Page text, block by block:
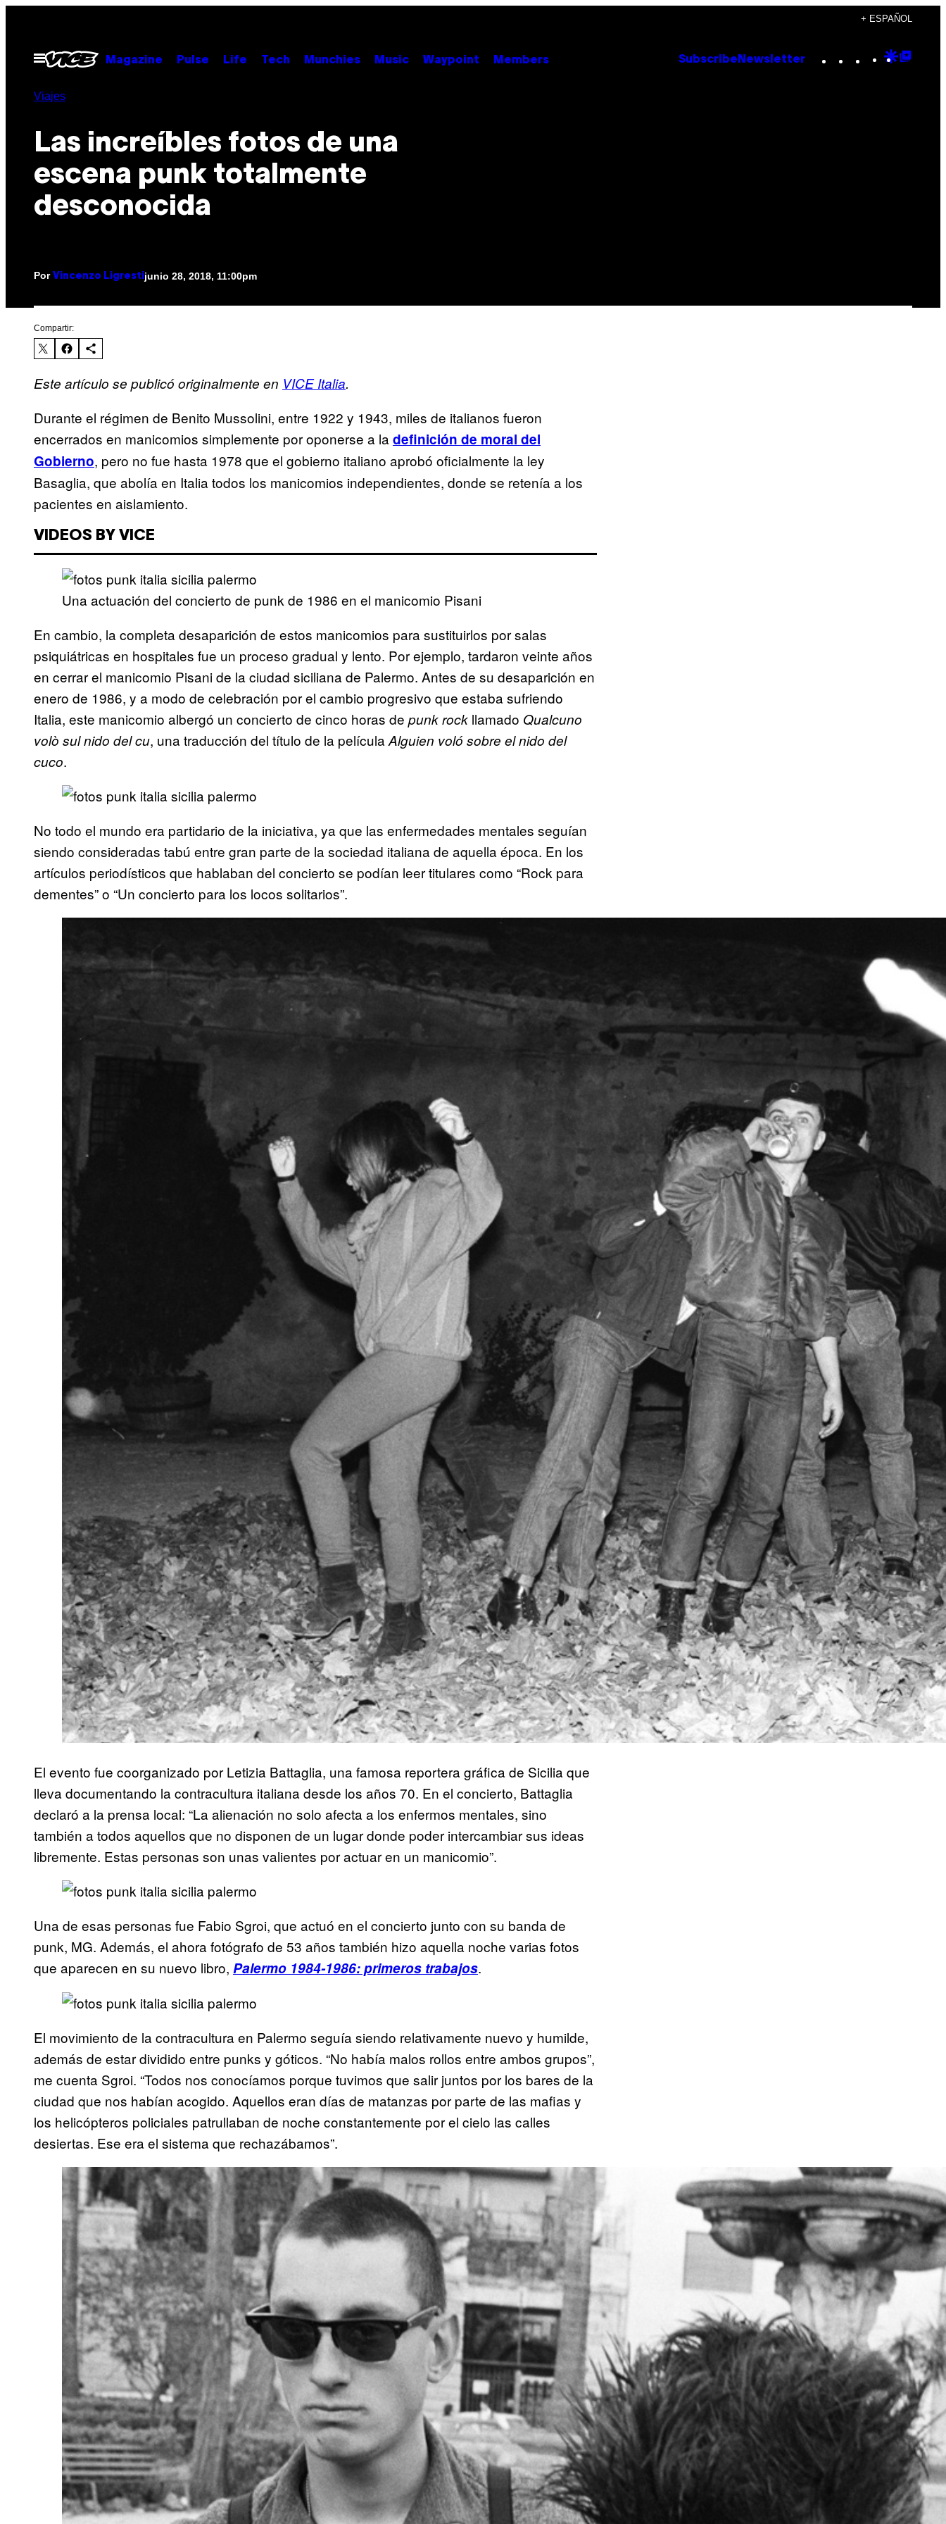
contenido
+ ESPAÑOL
Abrir
Menú
Magazine Pulse Life Tech Munchies Music Waypoint Members Subscribe Newsletter Instagram
TikTok
YouTube
Google
Viajes
Las increíbles fotos de una
escena punk totalmente
desconocida
Por Vincenzo Ligresti junio 28, 2018, 11:00pm
Compartir:
Este artículo se publicó originalmente en VICE Italia.
Durante el régimen de Benito Mussolini, entre 1922 y 1943, miles de italianos fueron
encerrados en manicomios simplemente por oponerse a la definición de moral del
Gobierno, pero no fue hasta 1978 que el gobierno italiano aprobó oficialmente la ley
Basaglia, que abolía en Italia todos los manicomios independientes, donde se retenía a los
pacientes en aislamiento.
VIDEOS BY VICE
Una actuación del concierto de punk de 1986 en el manicomio Pisani
En cambio, la completa desaparición de estos manicomios para sustituirlos por salas
psiquiátricas en hospitales fue un proceso gradual y lento. Por ejemplo, tardaron veinte años
en cerrar el manicomio Pisani de la ciudad siciliana de Palermo. Antes de su desaparición en
enero de 1986, y a modo de celebración por el cambio progresivo que estaba sufriendo
Italia, este manicomio albergó un concierto de cinco horas de punk rock llamado Qualcuno
volò sul nido del cu, una traducción del título de la película Alguien voló sobre el nido del
cuco.
No todo el mundo era partidario de la iniciativa, ya que las enfermedades mentales seguían
siendo consideradas tabú entre gran parte de la sociedad italiana de aquella época. En los
artículos periodísticos que hablaban del concierto se podían leer titulares como “Rock para
dementes” o “Un concierto para los locos solitarios”.
El evento fue coorganizado por Letizia Battaglia, una famosa reportera gráfica de Sicilia que
lleva documentando la contracultura italiana desde los años 70. En el concierto, Battaglia
declaró a la prensa local: “La alienación no solo afecta a los enfermos mentales, sino
también a todos aquellos que no disponen de un lugar donde poder intercambiar sus ideas
libremente. Estas personas son unas valientes por actuar en un manicomio”.
Una de esas personas fue Fabio Sgroi, que actuó en el concierto junto con su banda de
punk, MG. Además, el ahora fotógrafo de 53 años también hizo aquella noche varias fotos
que aparecen en su nuevo libro, Palermo 1984-1986: primeros trabajos.
El movimiento de la contracultura en Palermo seguía siendo relativamente nuevo y humilde,
además de estar dividido entre punks y góticos. “No había malos rollos entre ambos grupos”,
me cuenta Sgroi. “Todos nos conocíamos porque tuvimos que salir juntos por los bares de la
ciudad que nos habían acogido. Aquellos eran días de matanzas por parte de las mafias y
los helicópteros policiales patrullaban de noche constantemente por el cielo las calles
desiertas. Ese era el sistema que rechazábamos”.